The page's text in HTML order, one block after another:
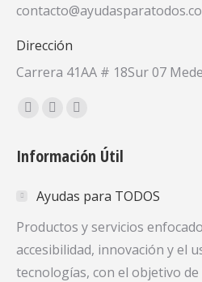
Dirección
Carrera 41AA # 18Sur 07
Encuéntranos en:
Facebook
opens
new
window
X
opens
new
window
YouTube
opens
new
window
Información Útil
Ayudas para TODOS
Productos y servicios
accesibilidad, innovación y el
tecnologías, con el objetivo